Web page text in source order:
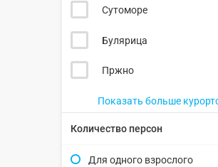
Сутоморе
Булярица
Пржно
Показать больше
Количество персон
Для одного взрослого